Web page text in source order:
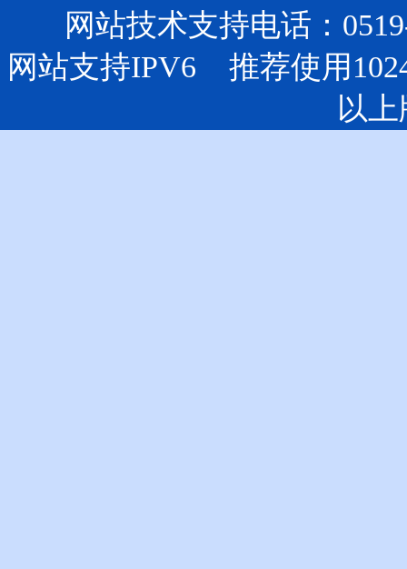
网站技术支持电话：
网站支持IPV6 推荐使用
以